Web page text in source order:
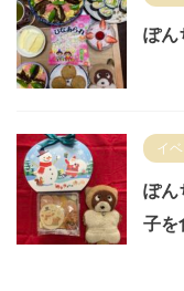
ぽん
イ
ぽん
子を